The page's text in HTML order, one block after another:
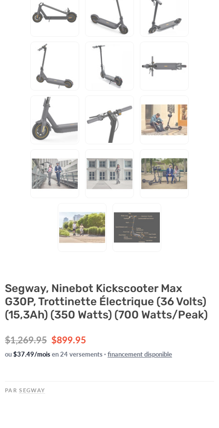
Segway, Ninebot Kickscooter Max
G30P, Trottinette Électrique (36 Volts)
(15,3Ah) (350 Watts) (700 Watts/Peak)
PARSEGWAY
Prix d'origine
$1,269.95 Prix actuel
$899.95
ou$37.49/moisen 24 versements · financement disponible